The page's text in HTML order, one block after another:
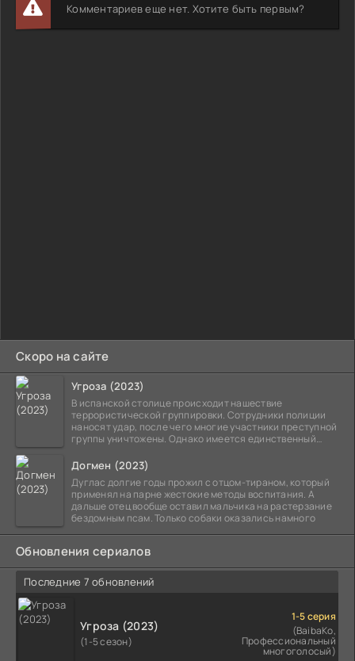
Скоро на сайте
Угроза (2023)
В испанской столице происходит нашествие
террористической группировки. Сотрудники полиции
наносят удар, после чего многие участники преступной
группы уничтожены. Однако имеется единственный
Догмен (2023)
Дуглас долгие годы прожил с отцом-тираном, который
применял на парне жестокие методы воспитания. А
дальше отец вообще оставил мальчика на растерзание
бездомным псам. Только собаки оказались намного
Обновления сериалов
Последние 7 обновлений
Угроза (2023)
(1-5 сезон)
1-5 серия
(BaibaKo,
Профессиональный
многоголосый)
Комментариев еще нет. Хотите быть первым?